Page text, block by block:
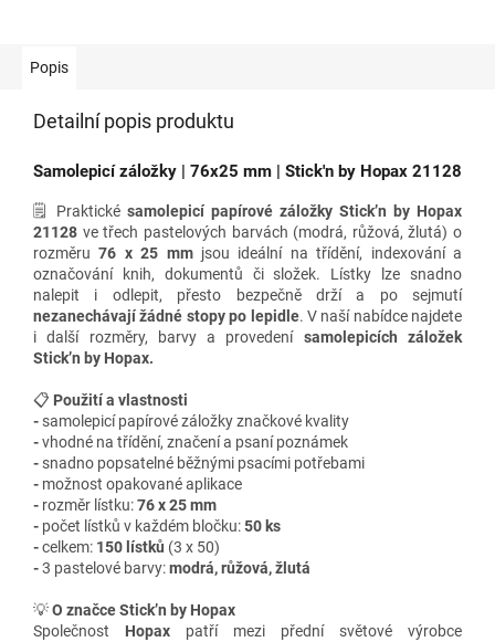
Popis
Detailní popis produktu
Samolepicí záložky | 76x25 mm | Stick'n by Hopax 21128
🗒️ Praktické samolepicí papírové záložky Stick’n by Hopax
21128 ve třech pastelových barvách (modrá, růžová, žlutá) o
rozměru76 x 25 mmjsou ideální na třídění, indexování a
označování knih, dokumentů či složek. Lístky lze snadno
nalepit i odlepit, přesto bezpečně drží a po sejmutí
nezanechávají žádné stopy po lepidle. V naší nabídce najdete
idalší rozměry, barvy a provedenísamolepicích záložek
Stick’n by Hopax.
📋 Použití a vlastnosti
- samolepicí papírové záložky značkové kvality
-vhodné na třídění, značení a psaní poznámek
- snadno popsatelné běžnými psacími potřebami
- možnost opakované aplikace
- rozměr lístku:76 x 25 mm
- počet lístků v každém bločku:50 ks
-celkem: 150 lístků (3 x 50)
-3 pastelové barvy:modrá, růžová, žlutá
💡O značce Stick’n by Hopax
Společnost Hopax patří mezi přední světové výrobce